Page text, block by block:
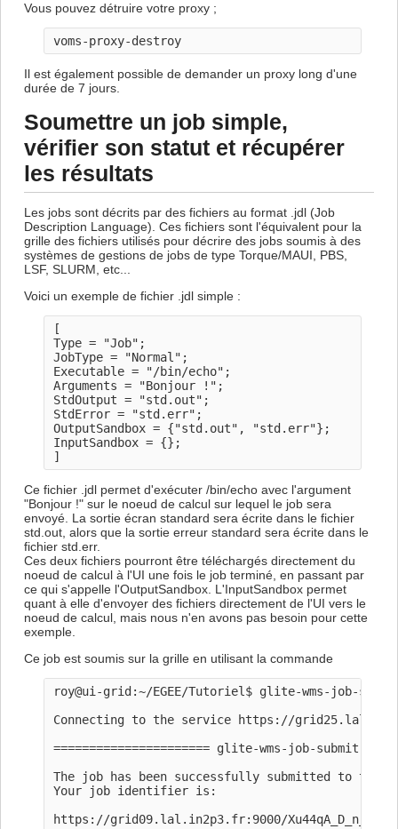
Vous pouvez détruire votre proxy ;
Il est également possible de demander un proxy long d'une
durée de 7 jours.
Soumettre un job simple,
vérifier son statut et récupérer
les résultats
Les jobs sont décrits par des fichiers au format .jdl (Job
Description Language). Ces fichiers sont l'équivalent pour la
grille des fichiers utilisés pour décrire des jobs soumis à des
systèmes de gestions de jobs de type Torque/MAUI, PBS,
LSF, SLURM, etc...
Voici un exemple de fichier .jdl simple :
[
Type = "Job";
JobType = "Normal";
Executable = "/bin/echo";
Arguments = "Bonjour !";
StdOutput = "std.out";
StdError = "std.err";
OutputSandbox = {"std.out", "std.err"};
InputSandbox = {};
Ce fichier .jdl permet d'exécuter /bin/echo avec l'argument
"Bonjour !" sur le noeud de calcul sur lequel le job sera
envoyé. La sortie écran standard sera écrite dans le fichier
std.out, alors que la sortie erreur standard sera écrite dans le
fichier std.err.
Ces deux fichiers pourront être téléchargés directement du
noeud de calcul à l'UI une fois le job terminé, en passant par
ce qui s'appelle l'OutputSandbox. L'InputSandbox permet
quant à elle d'envoyer des fichiers directement de l'UI vers le
noeud de calcul, mais nous n'en avons pas besoin pour cette
exemple.
Ce job est soumis sur la grille en utilisant la commande
roy@ui-grid:~/EGEE/Tutoriel$ glite-wms-job-
Connecting to the service https://
====================== glite-wms-job-submit
The job has been successfully submitted to the
Your job identifier is:
https://grid09.lal.in2p3.fr:9000/